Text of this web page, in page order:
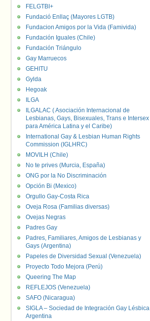
FELGTBI+
Fundació Enllaç (Mayores LGTB)
Fundacion Amigos por la Vida (Famivida)
Fundación Iguales (Chile)
Fundación Triángulo
Gay Marruecos
GEHITU
Gylda
Hegoak
ILGA
ILGALAC ( Asociación Internacional de
Lesbianas, Gays, Bisexuales, Trans e Intersex
para América Latina y el Caribe)
International Gay & Lesbian Human Rights
Commission (IGLHRC)
MOVILH (Chile)
No te prives (Murcia, España)
ONG por la No Discriminación
Opción Bi (Mexico)
Orgullo Gay-Costa Rica
Oveja Rosa (Familias diversas)
Ovejas Negras
Padres Gay
Padres, Familiares, Amigos de Lesbianas y
Gays (Argentina)
Papeles de Diversidad Sexual (Venezuela)
Proyecto Todo Mejora (Perú)
Queering The Map
REFLEJOS (Venezuela)
SAFO (Nicaragua)
SIGLA – Sociedad de Integración Gay Lésbica
Argentina